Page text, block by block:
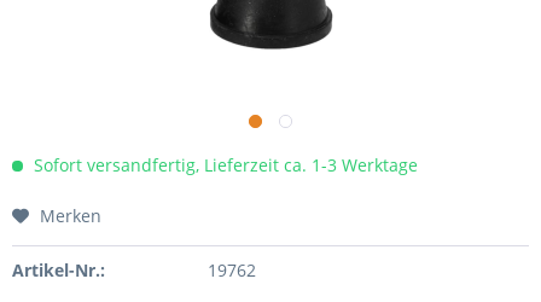
Sofort versandfertig, Lieferzeit ca. 1-3 Werktage
Merken
Artikel-Nr.: 19762